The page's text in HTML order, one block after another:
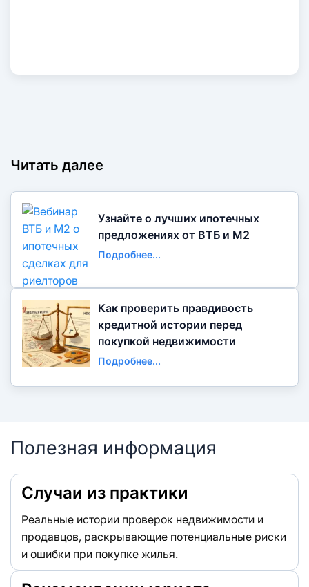
Читать далее
Узнайте о лучших ипотечных
предложениях от ВТБ и М2
Подробнее...
Как проверить правдивость
кредитной истории перед
покупкой недвижимости
Подробнее...
Полезная информация
Случаи из практики
Реальные истории проверок недвижимости и
продавцов, раскрывающие потенциальные риски
и ошибки при покупке жилья.